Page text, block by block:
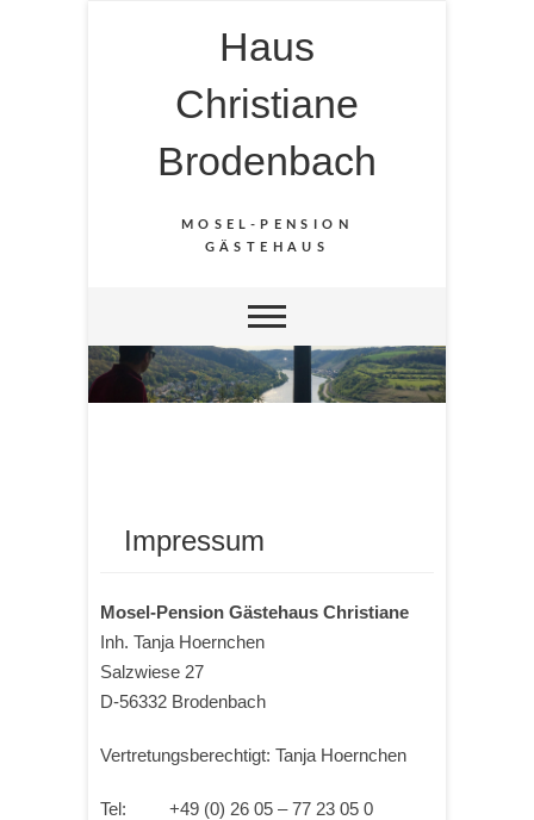
Haus
Christiane
Brodenbach
MOSEL-PENSION
GÄSTEHAUS
Impressum
Mosel-Pension Gästehaus Christiane
Inh. Tanja Hoernchen
Salzwiese 27
D-56332 Brodenbach
Vertretungsberechtigt: Tanja Hoernchen
Tel: +49 (0) 26 05 – 77 23 05 0